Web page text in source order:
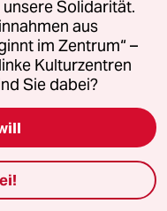
Richtlinien
Impressum AGB
(Ads)
Solidarität.
aus
im Zentrum“ –
Kulturzentren
Sie dabei?